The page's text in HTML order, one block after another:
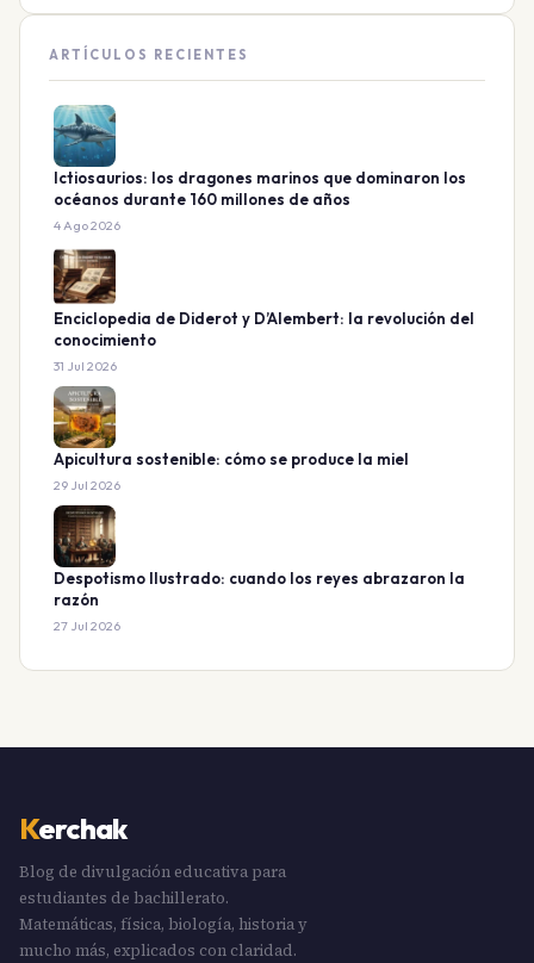
ARTÍCULOS RECIENTES
Ictiosaurios: los dragones marinos que dominaron los
océanos durante 160 millones de años
4 Ago 2026
Enciclopedia de Diderot y D’Alembert: la revolución del
conocimiento
31 Jul 2026
Apicultura sostenible: cómo se produce la miel
29 Jul 2026
Despotismo Ilustrado: cuando los reyes abrazaron la
razón
27 Jul 2026
Kerchak
Blog de divulgación educativa para
estudiantes de bachillerato.
Matemáticas, física, biología, historia y
mucho más, explicados con claridad.